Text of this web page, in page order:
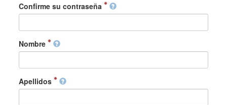
Confirme su contraseña
Nombre
Apellidos